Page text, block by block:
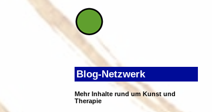
Blog-Netzwerk
Mehr Inhalte rund um Kunst und
Therapie